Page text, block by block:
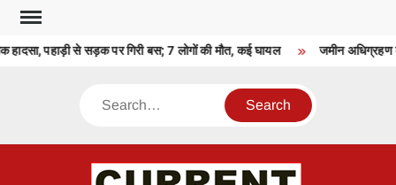
Skip
content
हादसा, पहाड़ी से सड़क पर गिरी बस; 7 लोगों की मौत, कई घायल जमीन अधिग्रहण
Search